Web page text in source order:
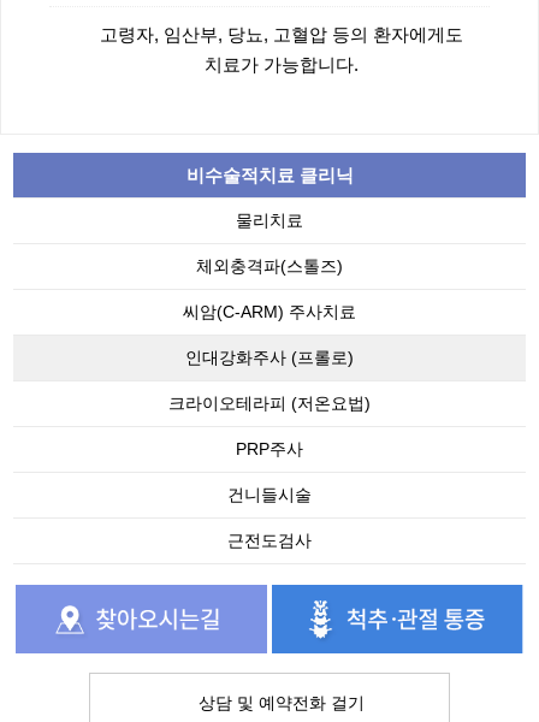
고령자, 임산부, 당뇨, 고혈압 등의 환자에게도
치료가 가능합니다.
비수술적치료 클리닉
물리치료
체외충격파(스톨즈)
씨암(C-ARM) 주사치료
인대강화주사 (프롤로)
크라이오테라피 (저온요법)
PRP주사
건니들시술
근전도검사
상담 및 예약전화 걸기